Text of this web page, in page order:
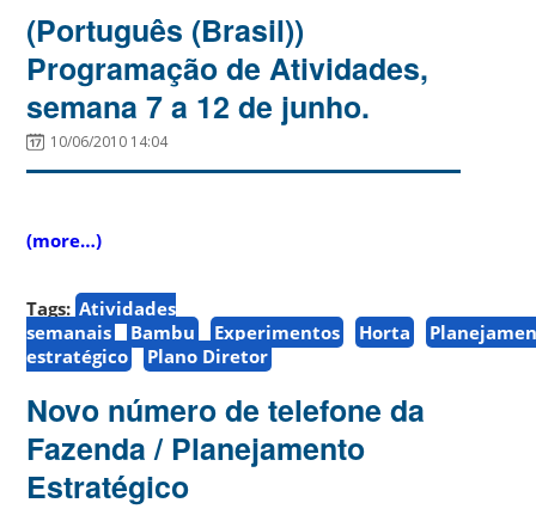
(Português (Brasil))
Programação de Atividades,
semana 7 a 12 de junho.
10/06/2010 14:04
(more…)
Tags: Atividades
semanais
Bambu Experimentos Horta
estratégico
Plano Diretor
Novo número de telefone da
Fazenda / Planejamento
Estratégico